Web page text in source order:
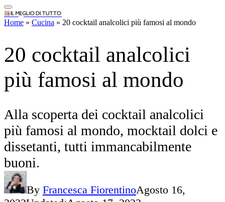
IlMeglioDiTutto.it
Home » Cucina » 20 cocktail analcolici più famosi al mondo
Alla scoperta dei cocktail analcolici
più famosi al mondo, mocktail dolci e
buoni.
2022Updated:Agosto 17, 2023
Facebook WhatsApp Pinterest Telegram